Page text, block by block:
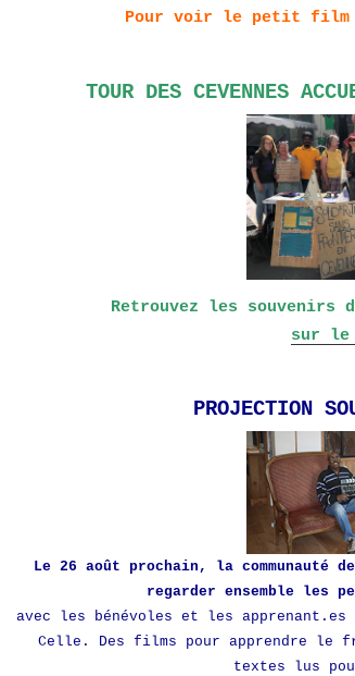
Pour voir le petit film
TOUR DES CEVENNES
Retrouvez les
sur
PROJECTION
Le 26 août prochain, la communauté
regarder ensemble les
avec les bénévoles et les
Celle. Des films pour apprendre le
textes lus